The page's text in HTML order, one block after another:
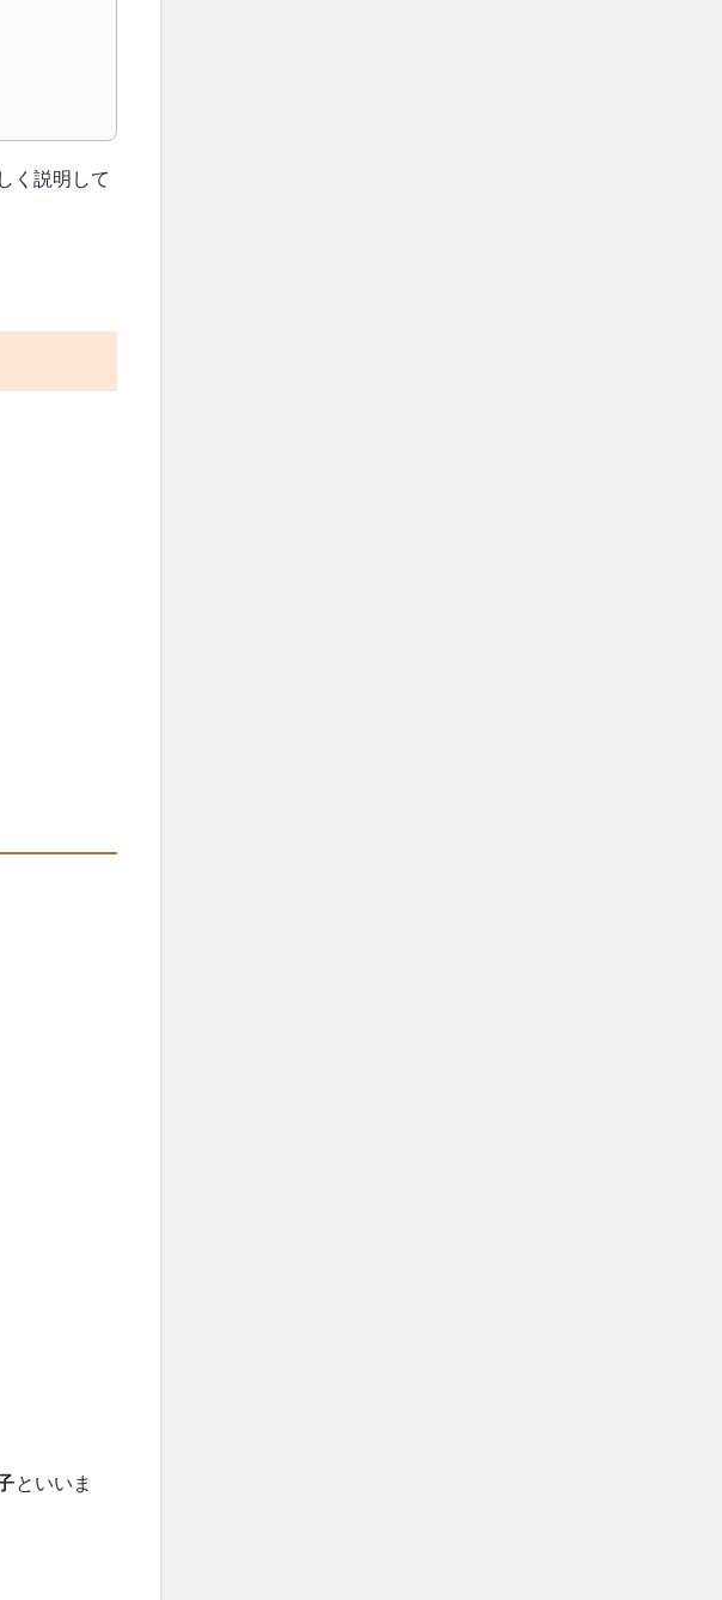
t} \psi(\boldsymbol{r},t) =\left( - \dfrac{\hbar^2}{2m}
く説明して
t} \psi(x,t) = - \dfrac{\hbar^2}{2m}
t}
= -i \hbar \dfrac{\partial}{\partial x}
といいま